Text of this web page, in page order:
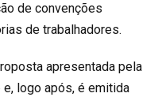
de convenções
de trabalhadores.
apresentada pela
logo após, é emitida